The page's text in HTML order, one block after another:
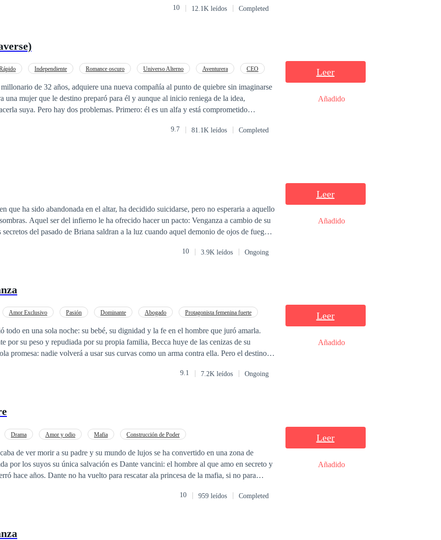
a rezar. Enemigos a muerte de día y… ¿amo y sumisa de
10 12.1K leídos Completed
Independiente Romance oscuro Universo Alterno Aventurera
CEO
de 32 años, adquiere una nueva compañía al punto de quiebre sin imaginarse
una mujer que le destino preparó para él y aunque al inicio reniega de la idea,
es un alfa y está comprometido
más opción que obedecer. Dos historias de amor y erotismo en un
9.7 81.1K leídos Completed
Leer
Añadido
que ha sido abandonada en el altar, ha decidido suicidarse, pero no esperaria a aquello
Aquel ser del infierno le ha ofrecido hacer un pacto: Venganza a cambio de su
del pasado de Briana saldran a la luz cuando aquel demonio de ojos de fuego
aquel pacto.
10 3.9K leídos Ongoing
Leer
Añadido
Amor Exclusivo Pasión Dominante Abogado
Protagonista femenina fuerte
todo en una sola noche: su bebé, su dignidad y la fe en el hombre que juró amarla.
por su peso y repudiada por su propia familia, Becca huye de las cenizas de su
nadie volverá a usar sus curvas como un arma contra ella. ​Pero el destino
Cuando sus mundos chocan, nace una propuesta peligrosa. Él finge necesitar una
que la mirada de Connor esconde un secreto... y que el amor puede ser la trampa
9.1 7.2K leídos Ongoing
Leer
Añadido
Drama Amor y odio Mafia Construcción de Poder
de ver morir a su padre y su mundo de lujos se ha convertido en una zona de
por los suyos su única salvación es Dante vancini: el hombre al que amo en secreto y
hace años. Dante no ha vuelto para rescatar ala princesa de la mafia, si no para
juntos en un pacto de sangre donde la pasión es tan letal como las balas.
10 959 leídos Completed
Leer
Añadido